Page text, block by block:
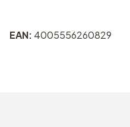
EAN: 4005556260829